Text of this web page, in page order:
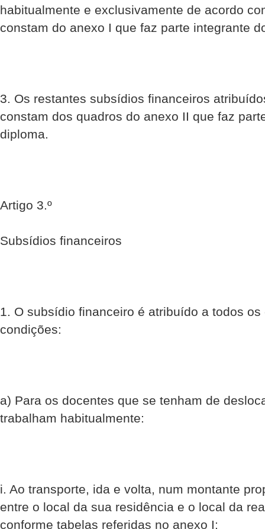
habitualmente e exclusivamente de acordo
constam do anexo I que faz parte integrante
3. Os restantes subsídios financeiros
constam dos quadros do anexo II que faz
diploma.
Artigo 3.º
Subsídios financeiros
1. O subsídio financeiro é atribuído a todos
condições:
a) Para os docentes que se tenham de
trabalham habitualmente:
i. Ao transporte, ida e volta, num montante
entre o local da sua residência e o local da
conforme tabelas referidas no anexo I;